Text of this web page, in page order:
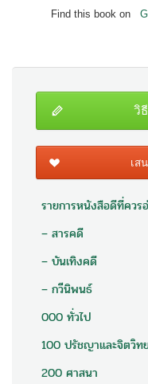
Find this book on
วิ
เส
รายการหนังสือดีที่คว
– สารคดี
– บันเทิงคดี
– กวีนิพนธ์
000 ทั่วไป
100 ปรัชญาและจิตวิท
200 ศาสนา